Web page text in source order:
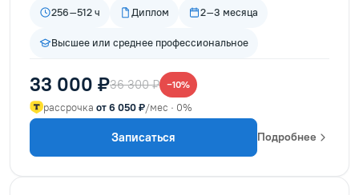
256–512 ч Диплом 2–3 месяца
Высшее или среднее профессиональное
33 000 ₽36 300 ₽ −10%
рассрочка от 6 050 ₽/мес · 0%
Записаться Подробнее